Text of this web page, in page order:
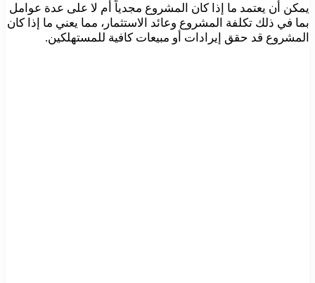
يمكن أن يعتمد ما إذا كان المشروع مجدياً أم لا على عدة عوامل
بما في ذلك تكلفة المشروع وعائد الاستثمار، مما يعني ما إذا كان
المشروع قد حقق إيرادات أو مبيعات كافية للمستهلكين.